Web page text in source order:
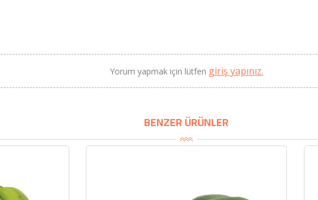
Yorum yapmak için lütfen giriş yapınız.
BENZER ÜRÜNLER